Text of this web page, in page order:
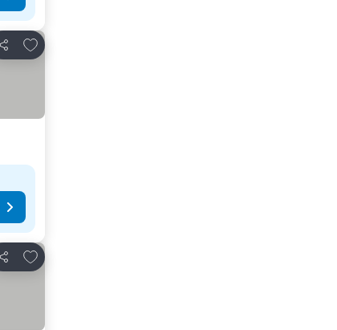
Κοινοποίηση
Προσθήκη στα αγαπημένα
Κοινοποίηση
Προσθήκη στα αγαπημένα